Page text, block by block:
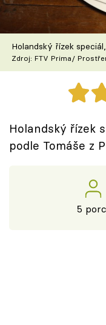
Škola vaření
Recepty z TV
Speciál: Cuketa
Těhotnej
Sledujte prima+
Holandský řízek
Zdroj: FTV Prima/
Holandský řízek
podle Tomáše z
5